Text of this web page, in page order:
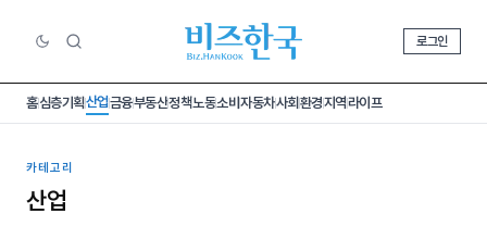
로그인
홈심층기획산업금융부동산정책노동소비 자동차사회환경지역라이프
카테고리
산업